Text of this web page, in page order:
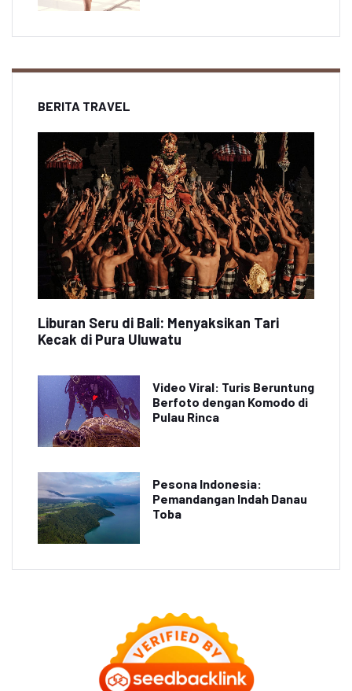
BERITA TRAVEL
Liburan Seru di Bali: Menyaksikan Tari
Kecak di Pura Uluwatu
Video Viral: Turis Beruntung
Berfoto dengan Komodo di
Pulau Rinca
Pesona Indonesia:
Pemandangan Indah Danau
Toba